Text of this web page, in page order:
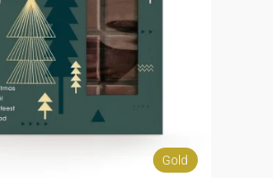
Gold